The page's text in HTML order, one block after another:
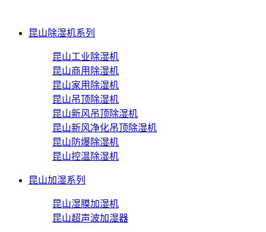
昆山除湿机系列
昆山工业除湿机
昆山商用除湿机
昆山家用除湿机
昆山吊顶除湿机
昆山新风吊顶除湿机
昆山新风净化吊顶除湿机
昆山防爆除湿机
昆山控温除湿机
昆山加湿系列
昆山湿膜加湿机
昆山超声波加湿器